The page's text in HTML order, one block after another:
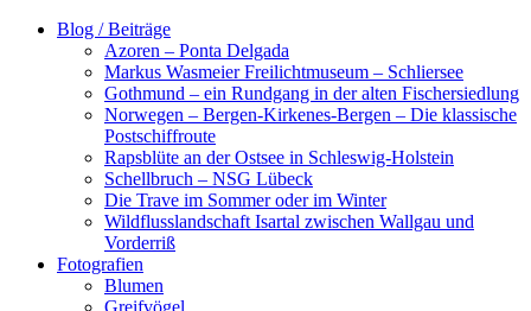
Zum
Blog / Beiträge
Azoren – Ponta Delgada
Markus Wasmeier Freilichtmuseum – Schliersee
Gothmund – ein Rundgang in der alten Fischersiedlung
Norwegen – Bergen-Kirkenes-Bergen – Die klassische
Postschiffroute
Rapsblüte an der Ostsee in Schleswig-Holstein
Schellbruch – NSG Lübeck
Die Trave im Sommer oder im Winter
Wildflusslandschaft Isartal zwischen Wallgau und
Vorderriß
Fotografien
Blumen
Greifvögel